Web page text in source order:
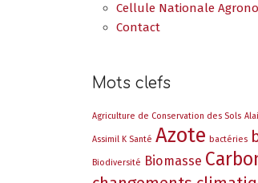
Cellule Nationale
Contact
Mots clefs
Agriculture de Conservation des Sols
Assimil K Santé Azote bactéries
Biodiversité Biomasse